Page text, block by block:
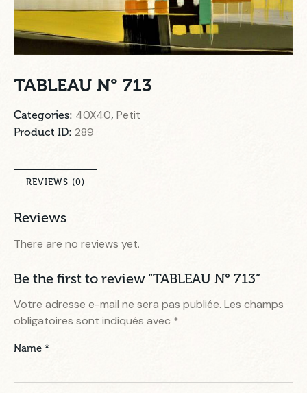
TABLEAU N° 713
Categories: 40X40, Petit
Product ID: 289
REVIEWS (0)
Reviews
There are no reviews yet.
Be the first to review “TABLEAU N° 713”
Votre adresse e-mail ne sera pas publiée. Les champs
obligatoires sont indiqués avec *
Name *